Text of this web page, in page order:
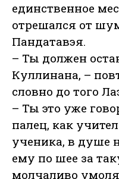
единственное
отрешался от
Пандатавэя.
– Ты должен
Куллинана, –
словно до того
– Ты это уже
палец, как
ученика, в душе
ему по шее за
молчаливо